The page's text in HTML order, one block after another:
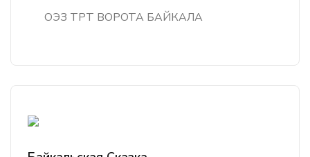
ОЭЗ ТРТ ВОРОТА БАЙКАЛА